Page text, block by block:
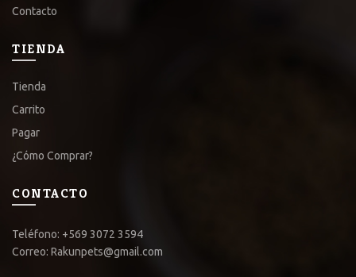
Contacto
TIENDA
Tienda
Carrito
Pagar
¿Cómo Comprar?
CONTACTO
Teléfono: +569 3072 3594
Correo: Rakunpets@gmail.com